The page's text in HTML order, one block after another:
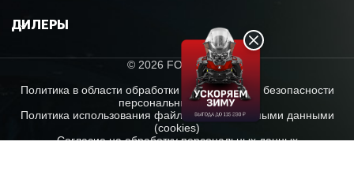
ДИЛЕРЫ
© 2026 FORMULA7
Политика в области обработки и обеспечения безопасности
персональных данных
Политика использования файлов с сохраненными данными
(cookies)
Согласие на обработку персональных данных